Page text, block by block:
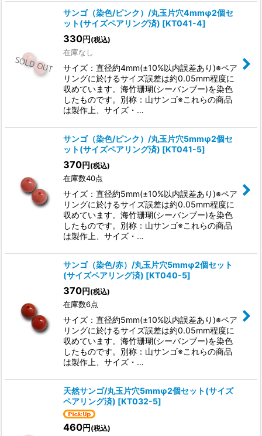
サンゴ（染色/ピンク）/丸玉片穴4mmφ2個セ
ット(サイズペアリング済) [KT041-4]
330円 (税込)
在庫なし
サイズ：直径約4mm(±10%以内誤差あり)※ペア
リングに於けるサイズ誤差は約0.05mm程度に
収めています。海竹珊瑚(シーバンブー)を染色
したものです。別称：山サンゴ※これらの商品
は製作上、サイズ・…
サンゴ（染色/ピンク）/丸玉片穴5mmφ2個セ
ット(サイズペアリング済) [KT041-5]
370円 (税込)
在庫数40点
サイズ：直径約5mm(±10%以内誤差あり)※ペア
リングに於けるサイズ誤差は約0.05mm程度に
収めています。海竹珊瑚(シーバンブー)を染色
したものです。別称：山サンゴ※これらの商品
は製作上、サイズ・…
サンゴ（染色/赤）/丸玉片穴5mmφ2個セット
(サイズペアリング済) [KT040-5]
370円 (税込)
在庫数6点
サイズ：直径約5mm(±10%以内誤差あり)※ペア
リングに於けるサイズ誤差は約0.05mm程度に
収めています。海竹珊瑚(シーバンブー)を染色
したものです。別称：山サンゴ※これらの商品
は製作上、サイズ・…
天然サンゴ/丸玉片穴5mmφ2個セット(サイズ
ペアリング済) [KT032-5]
460円 (税込)